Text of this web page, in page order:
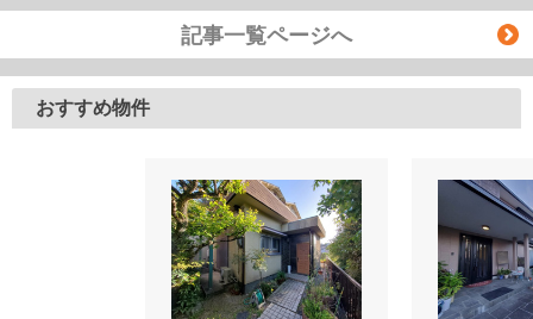
記事一覧ページへ
おすすめ物件